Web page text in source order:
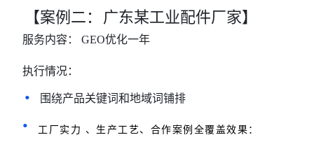
【案例二： 广东某工业配件厂家】
服务内容： GEO优化一年
执行情况：
• 围绕产品关键词和地域词铺排
• 工厂实力 、生产工艺、合作案例全覆盖效果：